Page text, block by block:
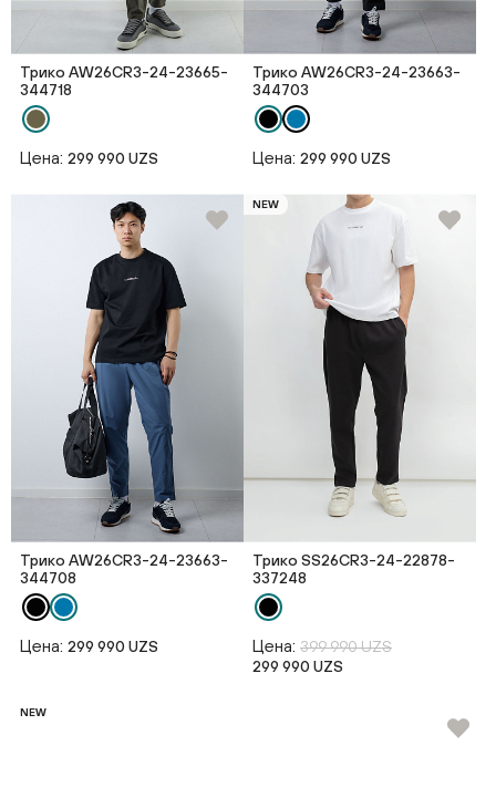
Трико AW26CR3-24-23665-
344718
Цена: 299 990 UZS
Трико AW26CR3-24-23663-
344703
Цена: 299 990 UZS
Трико AW26CR3-24-23663-
344708
Цена: 299 990 UZS
NEW
Трико SS26CR3-24-22878-
337248
Цена: 399 990 UZS
299 990 UZS
NEW